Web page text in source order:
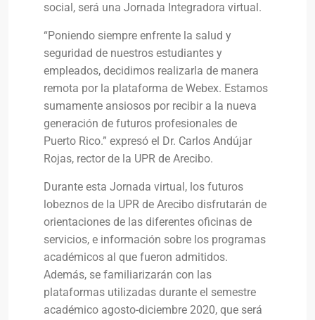
social, será una Jornada Integradora virtual.
“Poniendo siempre enfrente la salud y
seguridad de nuestros estudiantes y
empleados, decidimos realizarla de manera
remota por la plataforma de Webex. Estamos
sumamente ansiosos por recibir a la nueva
generación de futuros profesionales de
Puerto Rico.” expresó el Dr. Carlos Andújar
Rojas, rector de la UPR de Arecibo.
Durante esta Jornada virtual, los futuros
lobeznos de la UPR de Arecibo disfrutarán de
orientaciones de las diferentes oficinas de
servicios, e información sobre los programas
académicos al que fueron admitidos.
Además, se familiarizarán con las
plataformas utilizadas durante el semestre
académico agosto-diciembre 2020, que será